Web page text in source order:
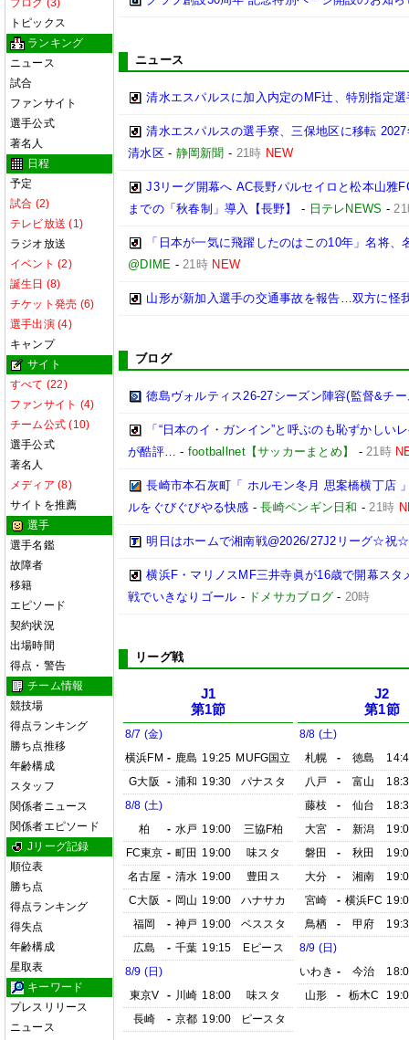
ブログ (3)
トピックス
ランキング
ニュース
試合
ファンサイト
選手公式
著名人
日程
予定
試合 (2)
テレビ放送 (1)
ラジオ放送
イベント (2)
誕生日 (8)
チケット発売 (6)
選手出演 (4)
キャンプ
サイト
すべて (22)
ファンサイト (4)
チーム公式 (10)
選手公式
著名人
メディア (8)
サイトを推薦
選手
選手名鑑
故障者
移籍
エピソード
契約状況
出場時間
得点・警告
チーム情報
競技場
得点ランキング
勝ち点推移
年齢構成
スタッフ
関係者ニュース
関係者エピソード
Jリーグ記録
順位表
勝ち点
得点ランキング
得失点
年齢構成
星取表
キーワード
プレスリリース
ニュース
ニュース
清水エスパルスに加入内定のMF辻、特別指定
清水エスパルスの選手寮、三保地区に移転
清水区- 静岡新聞 - 21時 NEW
J3リーグ開幕へ AC長野パルセイロと松本山雅
までの「秋春制」導入【長野】
- 日テレNEWS -
「日本が一気に飛躍したのはこの10年」名将
@DIME -21時 NEW
山形が新加入選手の交通事故を報告…双方に怪
ブログ
徳島ヴォルティス26-27シーズン陣容(監督&チ
「“日本のイ・ガンイン”と呼ぶのも恥ずかしい
が酷評… - footballnet【サッカーまとめ】 -21時
長崎市本石灰町「 ホルモン冬月 思案橋横丁店
ルをぐびぐびやる快感 -長崎ペンギン日和 -21時
明日はホームで湘南戦@2026/27J2リーグ☆
横浜F・マリノスMF三井寺眞が16歳で開幕ス
戦でいきなりゴール - ドメサカブログ - 20時
リーグ戦
J1
第1節
8/7 (金)
横浜FM - 鹿島 19:25 MUFG国立
G大阪
- 浦和 19:30
パナスタ
8/8 (土)
柏
- 水戸 19:00
三協F柏
FC東京 - 町田 19:00
味スタ
名古屋 - 清水 19:00
豊田ス
C大阪
- 岡山 19:00
ハナサカ
福岡
- 神戸 19:00
ベススタ
広島
- 千葉 19:15
Eピース
8/9 (日)
東京V
- 川崎 18:00
味スタ
長崎
- 京都 19:00 ピースタ
J2
第1節
8/8 (土)
札幌
- 徳島
八戸
- 富山
藤枝
- 仙台
大宮
- 新潟
磐田
- 秋田
大分
- 湘南
宮崎
- 横浜FC
鳥栖
- 甲府
8/9 (日)
いわき - 今治
山形
- 栃木C